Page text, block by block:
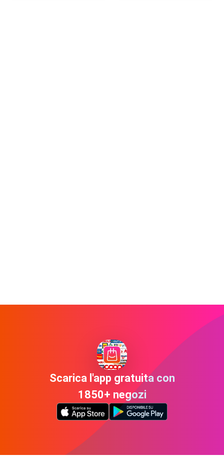
Scarica l'app gratuita con
1850+ negozi